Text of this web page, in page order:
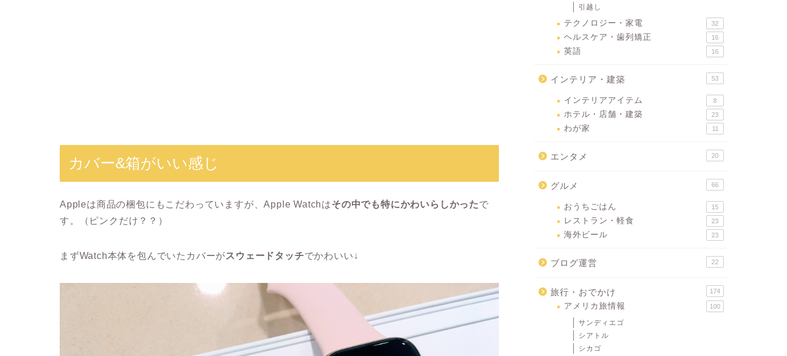
カバー&箱がいい感じ
Appleは商品の梱包にもこだわっていますが、Apple Watchはその中でも特にかわいらしかったで
す。（ピンクだけ？？）
まずWatch本体を包んでいたカバーがスウェードタッチでかわいい↓
引越し
テクノロジー・家電 32
ヘルスケア・歯列矯正 16
英語 16
インテリア・建築 53
インテリアアイテム 8
ホテル・店舗・建築 23
わが家 11
エンタメ 20
グルメ 66
おうちごはん 15
レストラン・軽食 23
海外ビール 23
ブログ運営 22
旅行・おでかけ 174
アメリカ旅情報 100
サンディエゴ
シアトル
シカゴ